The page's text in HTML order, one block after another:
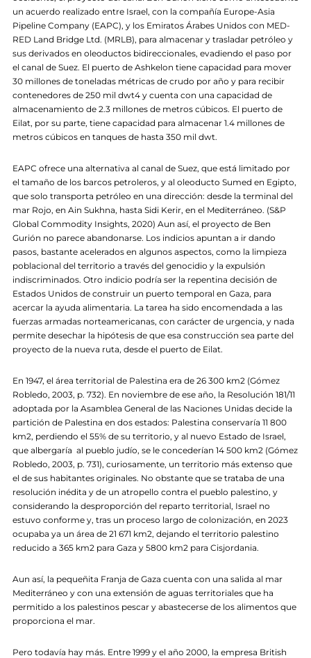
un acuerdo realizado entre Israel, con la compañía Europe-Asia
Pipeline Company (EAPC), y los Emiratos Árabes Unidos con MED-
RED Land Bridge Ltd. (MRLB), para almacenar y trasladar petróleo y
sus derivados en oleoductos bidireccionales, evadiendo el paso por
el canal de Suez. El puerto de Ashkelon tiene capacidad para mover
30 millones de toneladas métricas de crudo por año y para recibir
contenedores de 250 mil dwt4 y cuenta con una capacidad de
almacenamiento de 2.3 millones de metros cúbicos. El puerto de
Eilat, por su parte, tiene capacidad para almacenar 1.4 millones de
metros cúbicos en tanques de hasta 350 mil dwt.
EAPC ofrece una alternativa al canal de Suez, que está limitado por
el tamaño de los barcos petroleros, y al oleoducto Sumed en Egipto,
que solo transporta petróleo en una dirección: desde la terminal del
mar Rojo, en Ain Sukhna, hasta Sidi Kerir, en el Mediterráneo. (S&P
Global Commodity Insights, 2020) Aun así, el proyecto de Ben
Gurión no parece abandonarse. Los indicios apuntan a ir dando
pasos, bastante acelerados en algunos aspectos, como la limpieza
poblacional del territorio a través del genocidio y la expulsión
indiscriminados. Otro indicio podría ser la repentina decisión de
Estados Unidos de construir un puerto temporal en Gaza, para
acercar la ayuda alimentaria. La tarea ha sido encomendada a las
fuerzas armadas norteamericanas, con carácter de urgencia, y nada
permite desechar la hipótesis de que esa construcción sea parte del
proyecto de la nueva ruta, desde el puerto de Eilat.
En 1947, el área territorial de Palestina era de 26 300 km2 (Gómez
Robledo, 2003, p. 732). En noviembre de ese año, la Resolución 181/11
adoptada por la Asamblea General de las Naciones Unidas decide la
partición de Palestina en dos estados: Palestina conservaría 11 800
km2, perdiendo el 55% de su territorio, y al nuevo Estado de Israel,
que albergaría al pueblo judío, se le concederían 14 500 km2 (Gómez
Robledo, 2003, p. 731), curiosamente, un territorio más extenso que
el de sus habitantes originales. No obstante que se trataba de una
resolución inédita y de un atropello contra el pueblo palestino, y
considerando la desproporción del reparto territorial, Israel no
estuvo conforme y, tras un proceso largo de colonización, en 2023
ocupaba ya un área de 21 671 km2, dejando el territorio palestino
reducido a 365 km2 para Gaza y 5800 km2 para Cisjordania.
Aun así, la pequeñita Franja de Gaza cuenta con una salida al mar
Mediterráneo y con una extensión de aguas territoriales que ha
permitido a los palestinos pescar y abastecerse de los alimentos que
proporciona el mar.
Pero todavía hay más. Entre 1999 y el año 2000, la empresa British